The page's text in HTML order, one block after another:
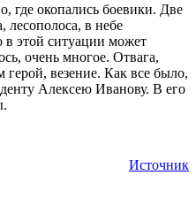
где окопались боевики. Две
лесополоса, в небе
в этой ситуации может
очень многое. Отвага,
герой, везение. Как все было,
Алексею Иванову. В его
Источник